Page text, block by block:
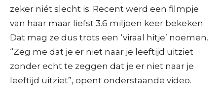
zeker niét slecht is. Recent werd een filmpje
van haar maar liefst 3.6 miljoen keer bekeken.
Dat mag ze dus trots een ‘viraal hitje’ noemen.
“Zeg me dat je er niet naar je leeftijd uitziet
zonder echt te zeggen dat je er niet naar je
leeftijd uitziet”, opent onderstaande video.